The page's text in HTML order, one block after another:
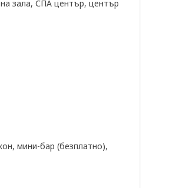
зала, СПА център, център
мини-бар (безплатно),